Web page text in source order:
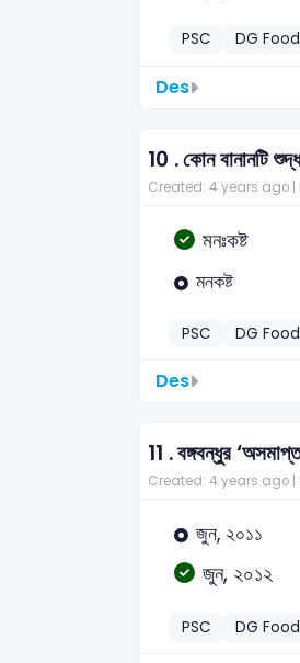
PSC DG
Des
10 .কোন বানানটি
Created: 4 years ago |
মনঃকষ্ট
মনকষ্ট
PSC DG
Des
11 .বঙ্গবন্ধুর
Created: 4 years ago |
জুন, ২০১১
জুন, ২০১২
PSC DG